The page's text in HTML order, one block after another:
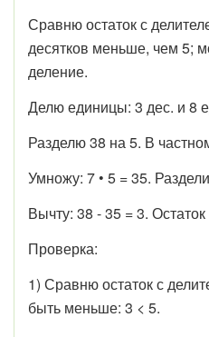
Сравню остаток с
десятков меньше, чем 5;
деление.
Делю единицы: 3 дес. и 8
Разделю 38 на 5. В
Умножу: 7 • 5 = 35.
Вычту: 38 - 35 = 3. Остаток
Проверка:
1) Сравню остаток с
быть меньше: 3 < 5.